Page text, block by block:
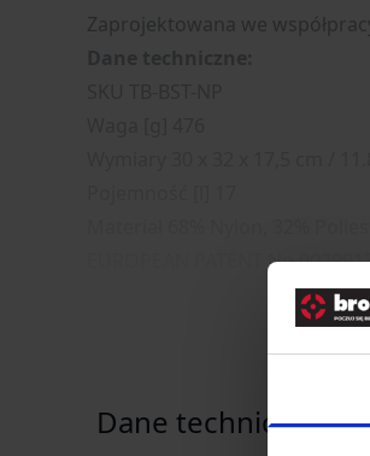
Zaprojektowana we
EUROPEAN PATENT No
Dane techniczne